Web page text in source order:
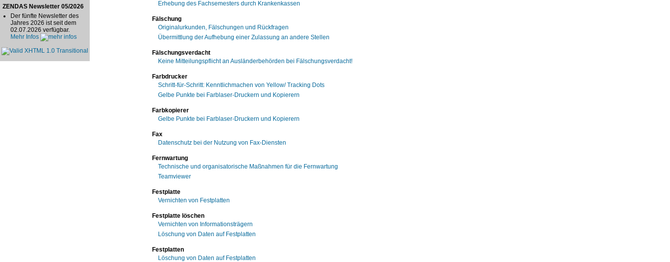
ZENDAS Newsletter 05/2026
Der fünfte Newsletter des
Jahres 2026 ist seit dem
02.07.2026 verfügbar.
Mehr Infos
Erhebung des Fachsemesters durch Krankenkassen
Fälschung
Originalurkunden, Fälschungen und Rückfragen
Übermittlung der Aufhebung einer Zulassung an andere Stellen
Fälschungsverdacht
Keine Mitteilungspflicht an Ausländerbehörden bei Fälschungsverdacht!
Farbdrucker
Schritt-für-Schritt: Kenntlichmachen von Yellow/ Tracking Dots
Gelbe Punkte bei Farblaser-Druckern und Kopierern
Farbkopierer
Gelbe Punkte bei Farblaser-Druckern und Kopierern
Fax
Datenschutz bei der Nutzung von Fax-Diensten
Fernwartung
Technische und organisatorische Maßnahmen für die Fernwartung
Teamviewer
Festplatte
Vernichten von Festplatten
Festplatte löschen
Vernichten von Informationsträgern
Löschung von Daten auf Festplatten
Festplatten
Löschung von Daten auf Festplatten